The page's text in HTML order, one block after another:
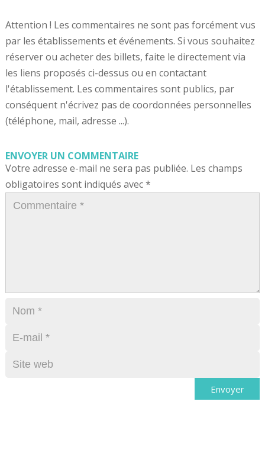
Attention ! Les commentaires ne sont pas forcément vus
par les établissements et événements. Si vous souhaitez
réserver ou acheter des billets, faite le directement via
les liens proposés ci-dessus ou en contactant
l'établissement. Les commentaires sont publics, par
conséquent n'écrivez pas de coordonnées personnelles
(téléphone, mail, adresse ...).
ENVOYER UN COMMENTAIRE
Votre adresse e-mail ne sera pas publiée. Les champs
obligatoires sont indiqués avec*